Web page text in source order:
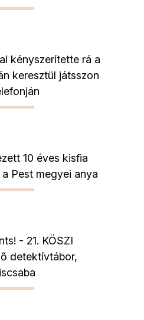
kényszerítette rá a
keresztül játsszon
10 éves kisfia
Pest megyei anya
- 21. KÖSZI
detektívtábor,